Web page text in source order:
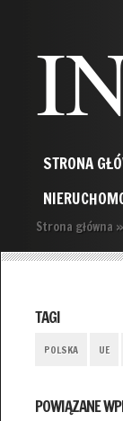
STRONA
Strona główna »
TAGI
POLSKA UE
POWIĄZANE